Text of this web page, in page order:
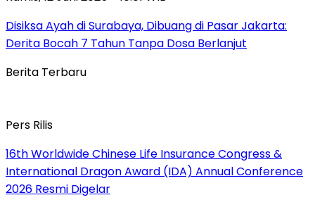
Disiksa Ayah di Surabaya, Dibuang di Pasar Jakarta:
Derita Bocah 7 Tahun Tanpa Dosa Berlanjut
Berita Terbaru
Pers Rilis
16th Worldwide Chinese Life Insurance Congress &
International Dragon Award (IDA) Annual Conference
2026 Resmi Digelar